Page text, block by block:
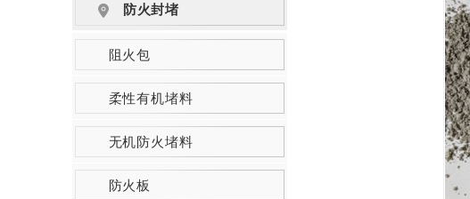
防火封堵
阻火包
柔性有机堵料
无机防火堵料
防火板